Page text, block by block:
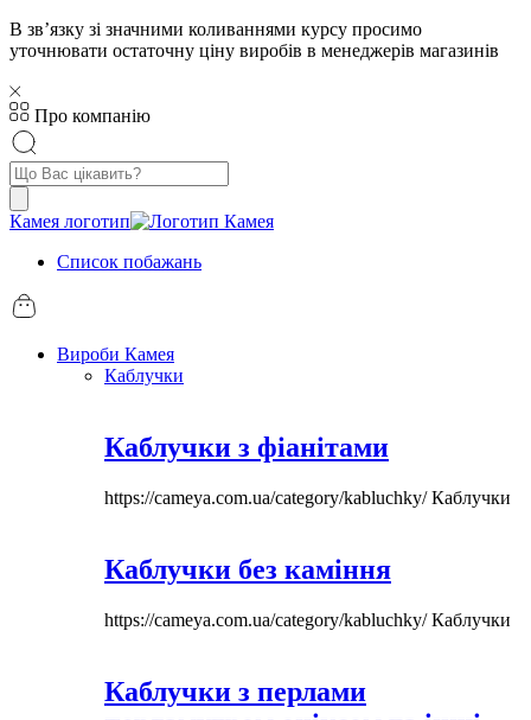
В звʼязку зі значними коливаннями курсу просимо
уточнювати остаточну ціну виробів в менеджерів магазинів
Про компанію
Пошук
товарів
Камея логотип
Список побажань
Вироби Камея
Каблучки
Каблучки з фіанітами
https://cameya.com.ua/category/kabluchky/Каблучки
Каблучки без каміння
https://cameya.com.ua/category/kabluchky/Каблучки
Каблучки з перлами